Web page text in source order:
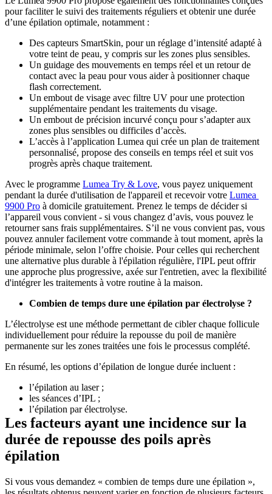
pour faciliter le suivi des traitements réguliers et obtenir une durée
Des capteurs SmartSkin, pour un réglage d’intensité adapté à
Un guidage des mouvements en temps réel et un retour de
contact avec la peau pour vous aider à positionner chaque
Un embout de visage avec filtre UV pour une protection
Un embout de précision incurvé conçu pour s’adapter aux
L’accès à l’application Lumea qui crée un plan de traitement
personnalisé, propose des conseils en temps réel et suit vos
Avec le programme Lumea Try & Love, vous payez uniquement
pendant la durée d'utilisation de l'appareil et recevoir votre Lumea
9900 Pro à domicile gratuitement. Prenez le temps de décider si
l’appareil vous convient - si vous changez d’avis, vous pouvez le
retourner sans frais supplémentaires. S’il ne vous convient pas, vous
pouvez annuler facilement votre commande à tout moment, après la
période minimale, selon l’offre choisie. Pour celles qui recherchent
une alternative plus durable à l'épilation régulière, l'IPL peut offrir
une approche plus progressive, axée sur l'entretien, avec la flexibilité
d'intégrer les traitements à votre routine à la maison.
L’électrolyse est une méthode permettant de cibler chaque follicule
individuellement pour réduire la repousse du poil de manière
permanente sur les zones traitées une fois le processus complété.
Les facteurs ayant une incidence sur la
durée de repousse des poils après
épilation
Si vous vous demandez « combien de temps dure une épilation »,